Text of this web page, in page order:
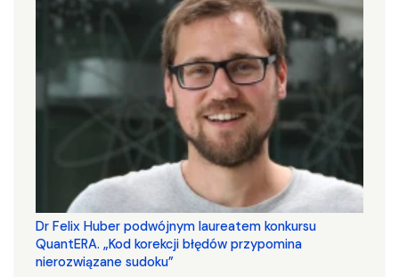
Dr Felix Huber podwójnym laureatem konkursu
QuantERA. „Kod korekcji błędów przypomina
nierozwiązane sudoku”